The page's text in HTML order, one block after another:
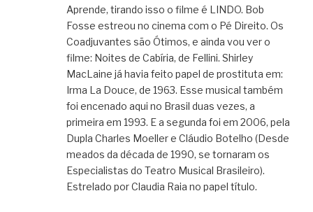
Aprende, tirando isso o filme é LINDO. Bob
Fosse estreou no cinema com o Pé Direito. Os
Coadjuvantes são Ótimos, e ainda vou ver o
filme: Noites de Cabíria, de Fellini. Shirley
MacLaine já havia feito papel de prostituta em:
Irma La Douce, de 1963. Esse musical também
foi encenado aqui no Brasil duas vezes, a
primeira em 1993. E a segunda foi em 2006, pela
Dupla Charles Moeller e Cláudio Botelho (Desde
meados da década de 1990, se tornaram os
Especialistas do Teatro Musical Brasileiro).
Estrelado por Claudia Raia no papel título.